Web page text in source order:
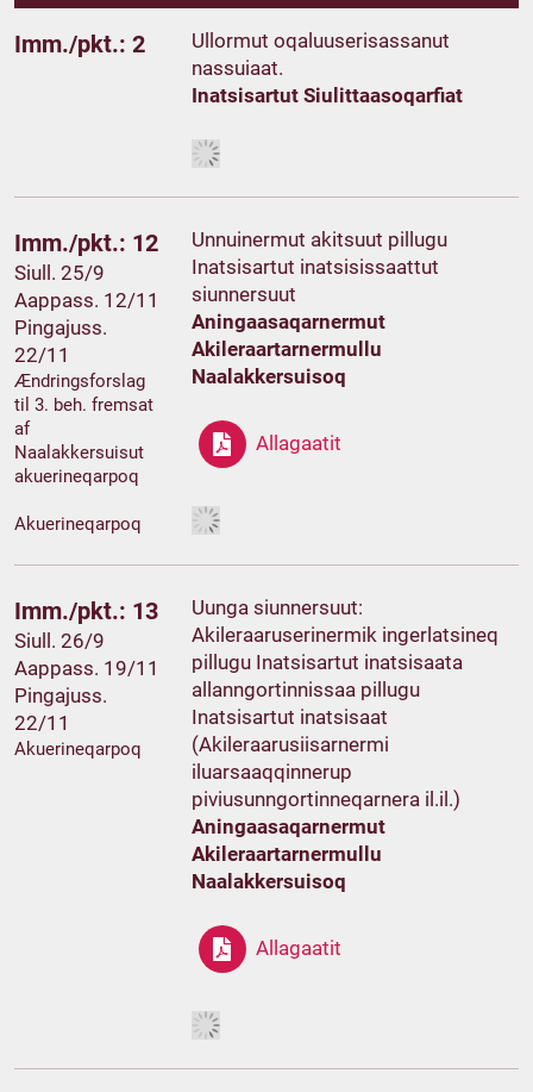
Imm./pkt.: 2
Ullormut oqaluuserisassanut
nassuiaat.
Inatsisartut Siulittaasoqarfiat
Imm./pkt.: 12
Siull. 25/9
Aappass. 12/11
Pingajuss.
22/11
Ændringsforslag
til 3. beh. fremsat
af
Naalakkersuisut
akuerineqarpoq
Akuerineqarpoq
Unnuinermut akitsuut pillugu
Inatsisartut inatsisissaattut
siunnersuut
Aningaasaqarnermut
Akileraartarnermullu
Naalakkersuisoq
Allagaatit
Imm./pkt.: 13
Siull. 26/9
Aappass. 19/11
Pingajuss.
22/11
Akuerineqarpoq
Uunga siunnersuut:
Akileraaruserinermik ingerlatsineq
pillugu Inatsisartut inatsisaata
allanngortinnissaa pillugu
Inatsisartut inatsisaat
(Akileraarusiisarnermi
iluarsaaqqinnerup
piviusunngortinneqarnera il.il.)
Aningaasaqarnermut
Akileraartarnermullu
Naalakkersuisoq
Allagaatit